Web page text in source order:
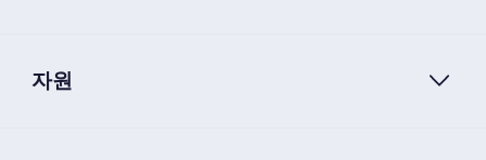
자원